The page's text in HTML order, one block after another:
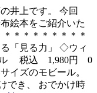
井上です。 今回
絵本をご紹介いた
＊＊＊＊＊＊＊＊
「見る力」 ◇ウィ
ル 税込 1,980円 0
イズのモビール。
でき、 おでかけ時